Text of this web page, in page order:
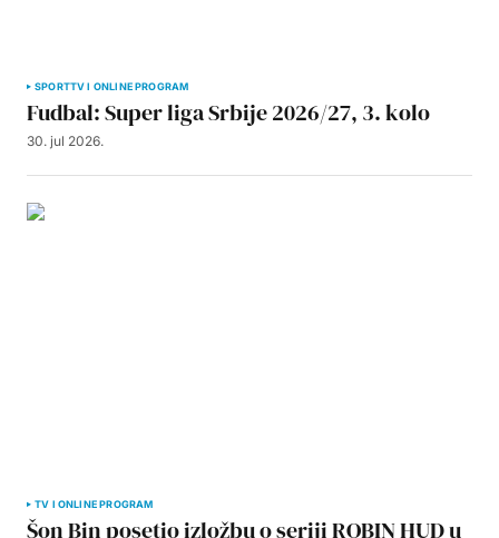
SPORTTV I ONLINE PROGRAM
Fudbal: Super liga Srbije 2026/27, 3. kolo
30. jul 2026.
TV I ONLINE PROGRAM
Šon Bin posetio izložbu o seriji ROBIN HUD u